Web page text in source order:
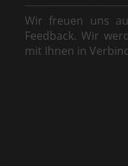
Wir freuen uns
Feedback. Wir
mit Ihnen in